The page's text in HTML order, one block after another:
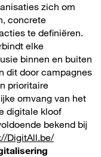
zich om
concrete
te definiëren.
elke
binnen en buiten
dit door campagnes
prioritaire
omvang van het
digitale kloof
bekend bij
DigitAll.be/